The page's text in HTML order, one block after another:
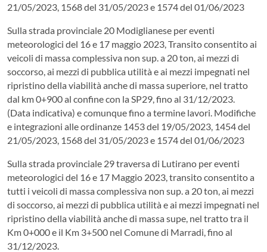
21/05/2023, 1568 del 31/05/2023 e 1574 del 01/06/2023
Sulla strada provinciale 20 Modiglianese per eventi
meteorologici del 16 e 17 maggio 2023, Transito consentito ai
veicoli di massa complessiva non sup. a 20 ton, ai mezzi di
soccorso, ai mezzi di pubblica utilità e ai mezzi impegnati nel
ripristino della viabilità anche di massa superiore, nel tratto
dal km 0+900 al confine con la SP29, fino al 31/12/2023.
(Data indicativa) e comunque fino a termine lavori. Modifiche
e integrazioni alle ordinanze 1453 del 19/05/2023, 1454 del
21/05/2023, 1568 del 31/05/2023 e 1574 del 01/06/2023
Sulla strada provinciale 29 traversa di Lutirano per eventi
meteorologici del 16 e 17 Maggio 2023, transito consentito a
tutti i veicoli di massa complessiva non sup. a 20 ton, ai mezzi
di soccorso, ai mezzi di pubblica utilità e ai mezzi impegnati nel
ripristino della viabilità anche di massa supe, nel tratto tra il
Km 0+000 e il Km 3+500 nel Comune di Marradi, fino al
31/12/2023.